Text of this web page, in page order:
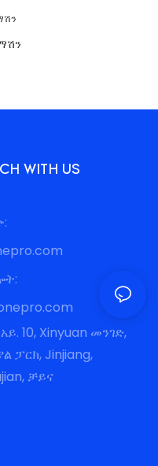
WITH US
10, Xinyuan መንገድ,
ፓርክ, Jinjiang,
ቻይና